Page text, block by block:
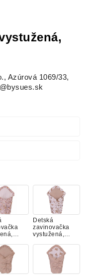
Azúrová 1069/33,
Detská
zavinovačka
vystužená,
MACKO